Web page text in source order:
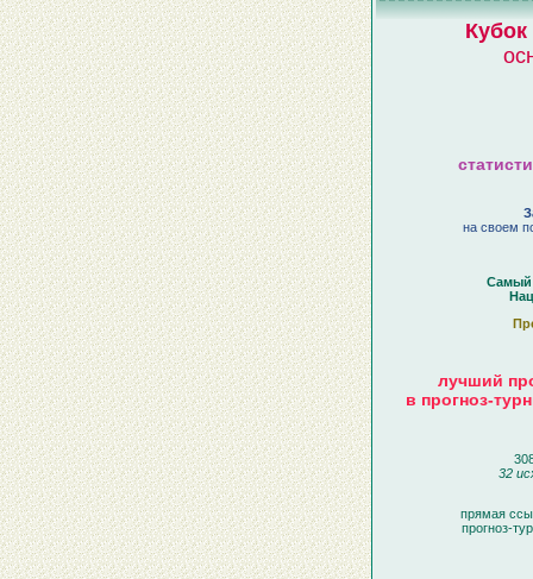
на своем
Самый
лучший
в прогноз-
32
прямая
прогноз-